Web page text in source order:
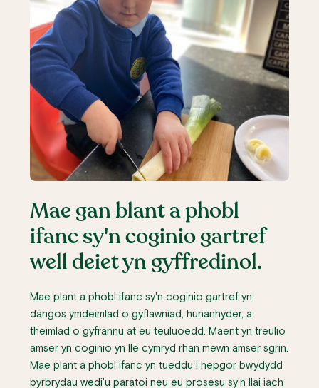
Mae gan blant a phobl
ifanc sy'n coginio gartref
well deiet yn gyffredinol.
Mae plant a phobl ifanc sy'n coginio gartref yn
dangos ymdeimlad o gyflawniad, hunanhyder, a
theimlad o gyfrannu at eu teuluoedd. Maent yn treulio
amser yn coginio yn lle cymryd rhan mewn amser sgrin.
Mae plant a phobl ifanc yn tueddu i hepgor bwydydd
byrbrydau wedi'u paratoi neu eu prosesu sy'n llai iach